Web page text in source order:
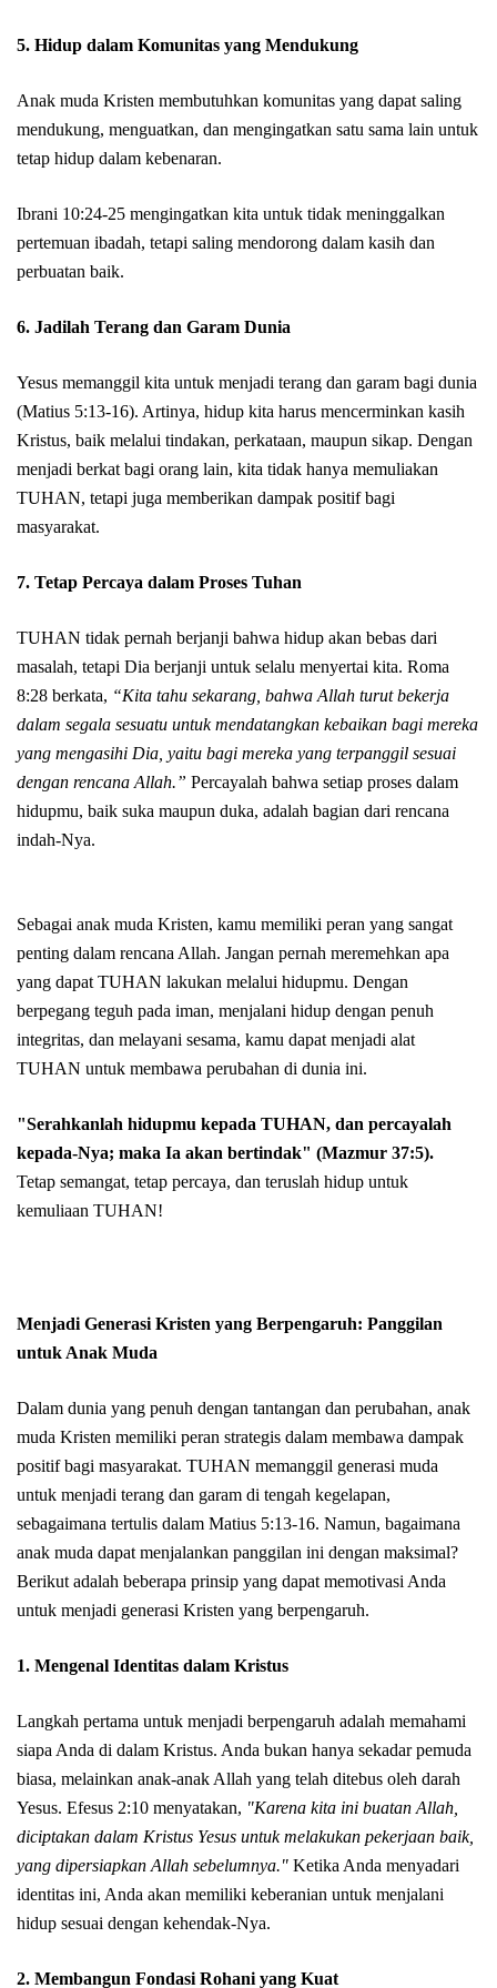
5. Hidup dalam Komunitas yang Mendukung
Anak muda Kristen membutuhkan komunitas yang dapat saling
mendukung, menguatkan, dan mengingatkan satu sama lain untuk
tetap hidup dalam kebenaran.
Ibrani 10:24-25 mengingatkan kita untuk tidak meninggalkan
pertemuan ibadah, tetapi saling mendorong dalam kasih dan
perbuatan baik.
6. Jadilah Terang dan Garam Dunia
Yesus memanggil kita untuk menjadi terang dan garam bagi dunia
(Matius 5:13-16). Artinya, hidup kita harus mencerminkan kasih
Kristus, baik melalui tindakan, perkataan, maupun sikap. Dengan
menjadi berkat bagi orang lain, kita tidak hanya memuliakan
TUHAN, tetapi juga memberikan dampak positif bagi
masyarakat.
7. Tetap Percaya dalam Proses Tuhan
TUHAN tidak pernah berjanji bahwa hidup akan bebas dari
masalah, tetapi Dia berjanji untuk selalu menyertai kita. Roma
8:28 berkata, “Kita tahu sekarang, bahwa Allah turut bekerja
dalam segala sesuatu untuk mendatangkan kebaikan bagi mereka
yang mengasihi Dia, yaitu bagi mereka yang terpanggil sesuai
dengan rencana Allah.” Percayalah bahwa setiap proses dalam
hidupmu, baik suka maupun duka, adalah bagian dari rencana
indah-Nya.
Sebagai anak muda Kristen, kamu memiliki peran yang sangat
penting dalam rencana Allah. Jangan pernah meremehkan apa
yang dapat TUHAN lakukan melalui hidupmu. Dengan
berpegang teguh pada iman, menjalani hidup dengan penuh
integritas, dan melayani sesama, kamu dapat menjadi alat
TUHAN untuk membawa perubahan di dunia ini.
"Serahkanlah hidupmu kepada TUHAN, dan percayalah
kepada-Nya; maka Ia akan bertindak" (Mazmur 37:5).
Tetap semangat, tetap percaya, dan teruslah hidup untuk
kemuliaan TUHAN!
Menjadi Generasi Kristen yang Berpengaruh: Panggilan
untuk Anak Muda
Dalam dunia yang penuh dengan tantangan dan perubahan, anak
muda Kristen memiliki peran strategis dalam membawa dampak
positif bagi masyarakat. TUHAN memanggil generasi muda
untuk menjadi terang dan garam di tengah kegelapan,
sebagaimana tertulis dalam Matius 5:13-16. Namun, bagaimana
anak muda dapat menjalankan panggilan ini dengan maksimal?
Berikut adalah beberapa prinsip yang dapat memotivasi Anda
untuk menjadi generasi Kristen yang berpengaruh.
1. Mengenal Identitas dalam Kristus
Langkah pertama untuk menjadi berpengaruh adalah memahami
siapa Anda di dalam Kristus. Anda bukan hanya sekadar pemuda
biasa, melainkan anak-anak Allah yang telah ditebus oleh darah
Yesus. Efesus 2:10 menyatakan, "Karena kita ini buatan Allah,
diciptakan dalam Kristus Yesus untuk melakukan pekerjaan baik,
yang dipersiapkan Allah sebelumnya." Ketika Anda menyadari
identitas ini, Anda akan memiliki keberanian untuk menjalani
hidup sesuai dengan kehendak-Nya.
2. Membangun Fondasi Rohani yang Kuat